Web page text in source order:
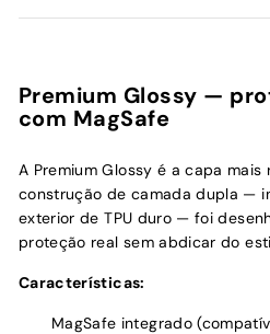
Premium Glossy —
com MagSafe
A Premium Glossy é a capa
construção de camada dupla —
exterior de TPU duro — foi
proteção real sem abdicar do
Características:
MagSafe integrado